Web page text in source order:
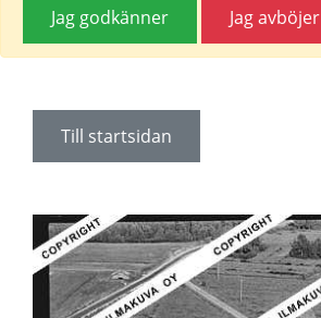
Jag godkänner Jag avböjer
Till startsidan